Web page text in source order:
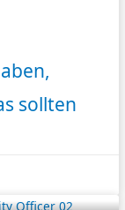
sollten